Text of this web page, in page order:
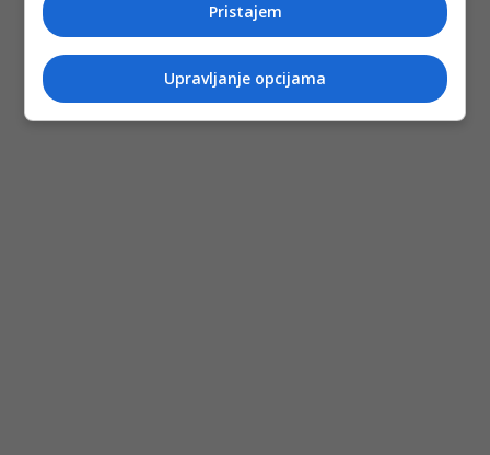
Pristajem
Upravljanje opcijama